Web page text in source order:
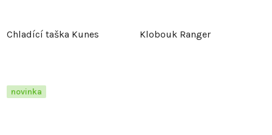
Chladící taška Kunes Klobouk Ranger
novinka